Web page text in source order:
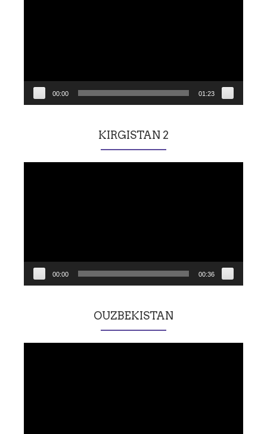
00:00 01:23
KIRGISTAN 2
00:00 00:36
OUZBEKISTAN